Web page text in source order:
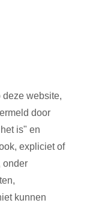
website,
door
is" en
expliciet of
onder
kunnen